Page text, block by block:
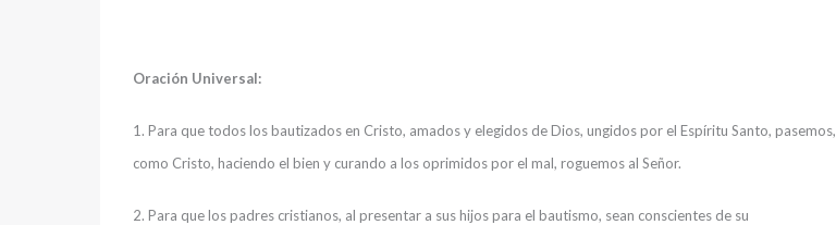
Oración Universal:
1. Para que todos los bautizados en Cristo, amados y elegidos de Dios, ungidos por el Espíritu Santo, pasemos,
como Cristo, haciendo el bien y curando a los oprimidos por el mal, roguemos al Señor.
2. Para que los padres cristianos, al presentar a sus hijos para el bautismo, sean conscientes de su